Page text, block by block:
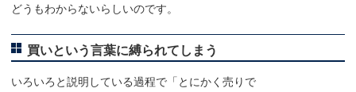
どうもわからないらしいのです。
買いという言葉に縛られてしまう
いろいろと説明している過程で「とにかく売りで